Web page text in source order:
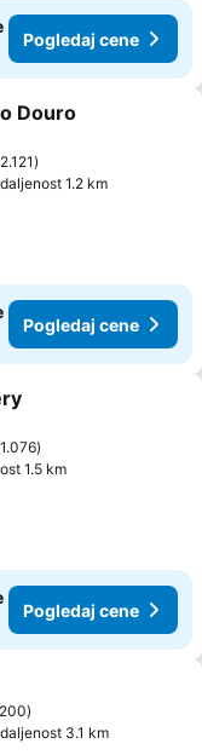
Pogledaj cene
Douro
2.121
1.2 km
Pogledaj cene
1.076
1.5 km
Pogledaj cene
3.1 km